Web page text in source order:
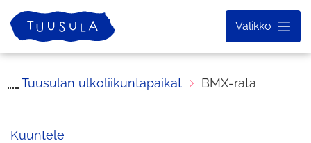
Siirry
sisältöön
Etusivu
Valikko
Tuusulan ulkoliikuntapaikat BMX-rata
Kuuntele